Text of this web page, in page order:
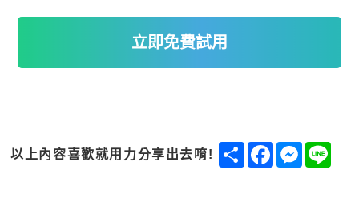
立即免費試用
以上內容喜歡就用力分享出去唷! ShareFacebook